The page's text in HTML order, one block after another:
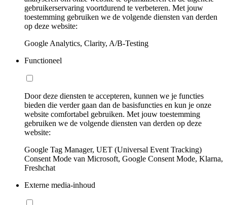
gebruikerservaring voortdurend te verbeteren. Met jouw
toestemming gebruiken we de volgende diensten van derden
op deze website:
Google Analytics, Clarity, A/B-Testing
Functioneel
Door deze diensten te accepteren, kunnen we je functies
bieden die verder gaan dan de basisfuncties en kun je onze
website comfortabel gebruiken. Met jouw toestemming
gebruiken we de volgende diensten van derden op deze
website:
Google Tag Manager, UET (Universal Event Tracking)
Consent Mode van Microsoft, Google Consent Mode, Klarna,
Freshchat
Externe media-inhoud